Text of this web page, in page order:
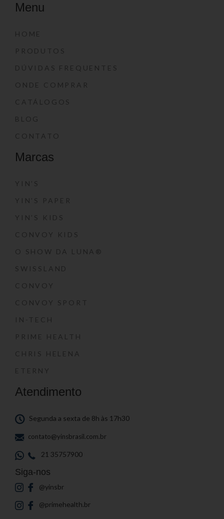
Menu
HOME
PRODUTOS
DÚVIDAS FREQUENTES
ONDE COMPRAR
CATÁLOGOS
BLOG
CONTATO
Marcas
YIN’S
YIN’S PAPER
YIN’S KIDS
CONVOY KIDS
O SHOW DA LUNA®
SWISSLAND
CONVOY
CONVOY SPORT
IN-TECH
PRIME HEALTH
CHRIS HELENA
ETERNY
Atendimento
Segunda a sexta de 8h às 17h30
contato@yinsbrasil.com.br
21 35757900
Siga-nos
@yinsbr
@primehealth.br